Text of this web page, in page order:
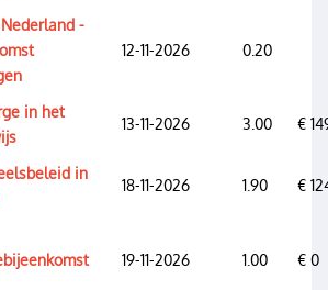
-
12-11-2026 0.20
in het
13-11-2026 3.00 €
in
18-11-2026 1.90 €
19-11-2026 1.00 € 0